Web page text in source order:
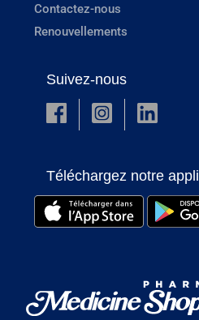
Contactez-nous
Renouvellements
Suivez-nous
Téléchargez notre appli